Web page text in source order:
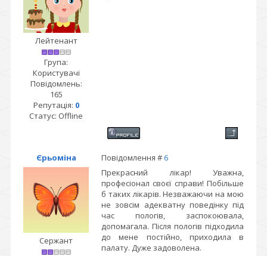
Лейтенант
Група:
Користувачі
Повідомлень:
165
Репутація: 0
Статус: Offline
Єрьоміна Повідомлення # 6
Сержант
Прекрасний лікар! Уважна,
професіонал своєї справи! Побільше
б таких лікарів. Незважаючи на мою
не зовсім адекватну поведінку під
час пологів, заспокоювала,
допомагала. Після пологів підходила
до мене постійно, приходила в
палату. Дуже задоволена.